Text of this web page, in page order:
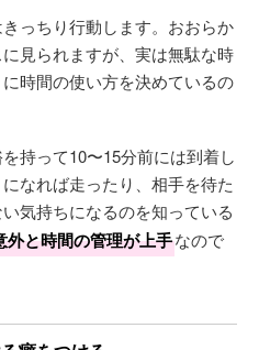
っちり行動します。おおらか
見られますが、実は無駄な時
時間の使い方を決めているの
持って10〜15分前には到着し
なれば走ったり、相手を待た
気持ちになるのを知っている
外と時間の管理が上手なので